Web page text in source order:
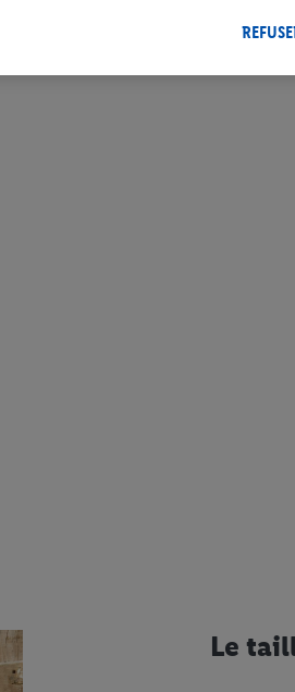
moindre effort.
Le